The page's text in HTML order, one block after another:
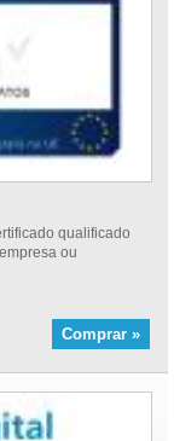
qualificado
ou
Comprar »